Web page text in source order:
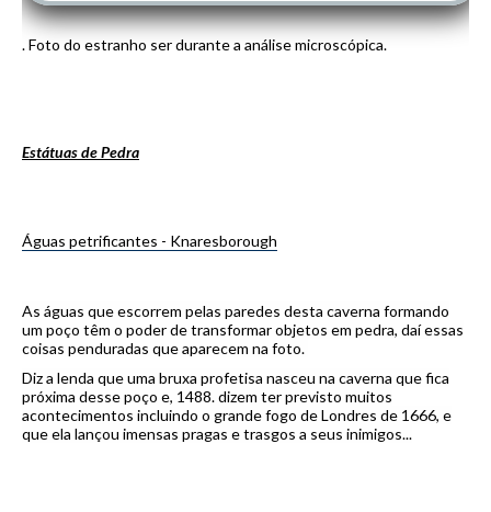
. Foto do estranho ser durante a análise microscópica.
Estátuas de Pedra
Águas petrificantes - Knaresborough
As águas que escorrem pelas paredes desta caverna formando
um poço têm o poder de transformar objetos em pedra, daí essas
coisas penduradas que aparecem na foto.
Diz a lenda que uma bruxa profetisa nasceu na caverna que fica
próxima desse poço e, 1488. dizem ter previsto muitos
acontecimentos incluindo o grande fogo de Londres de 1666, e
que ela lançou imensas pragas e trasgos a seus inimigos...